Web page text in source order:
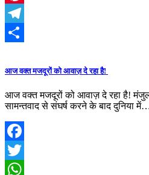
Pinterest
Telegram
आज वक्त मजदूरों को आवाज़ दे रहा है!
आज वक्त मजदूरों को आवाज़ दे रहा है! मंजुल
सामन्तवाद से संघर्ष करने के बाद दुनिया
Facebook
Twitter